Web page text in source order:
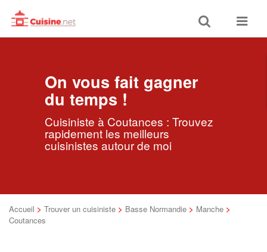
Toggle
search
Toggle
On vous fait gagner
du temps !
Cuisiniste à Coutances : Trouvez
rapidement les meilleurs
cuisinistes autour de moi
Accueil > Trouver un cuisiniste > Basse Normandie > Manche >
Coutances